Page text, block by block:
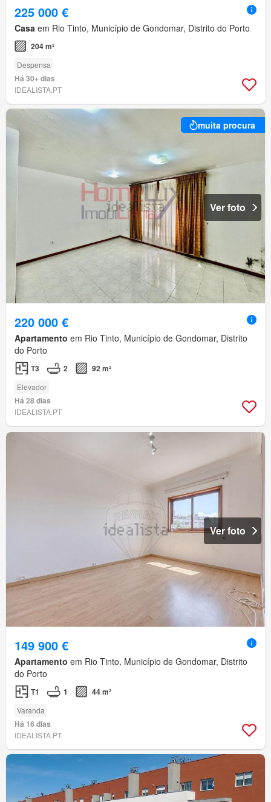
225 000 €
Casa em Rio Tinto, Município de Gondomar, Distrito do Porto
204 m²
Despensa
Há 30+ dias
IDEALISTA.PT
muita procura
Ver foto
220 000 €
Apartamento em Rio Tinto, Município de Gondomar, Distrito
do Porto
T3 2 92 m²
Elevador
Há 28 dias
IDEALISTA.PT
Ver foto
149 900 €
Apartamento em Rio Tinto, Município de Gondomar, Distrito
do Porto
T1 1 44 m²
Varanda
Há 16 dias
IDEALISTA.PT